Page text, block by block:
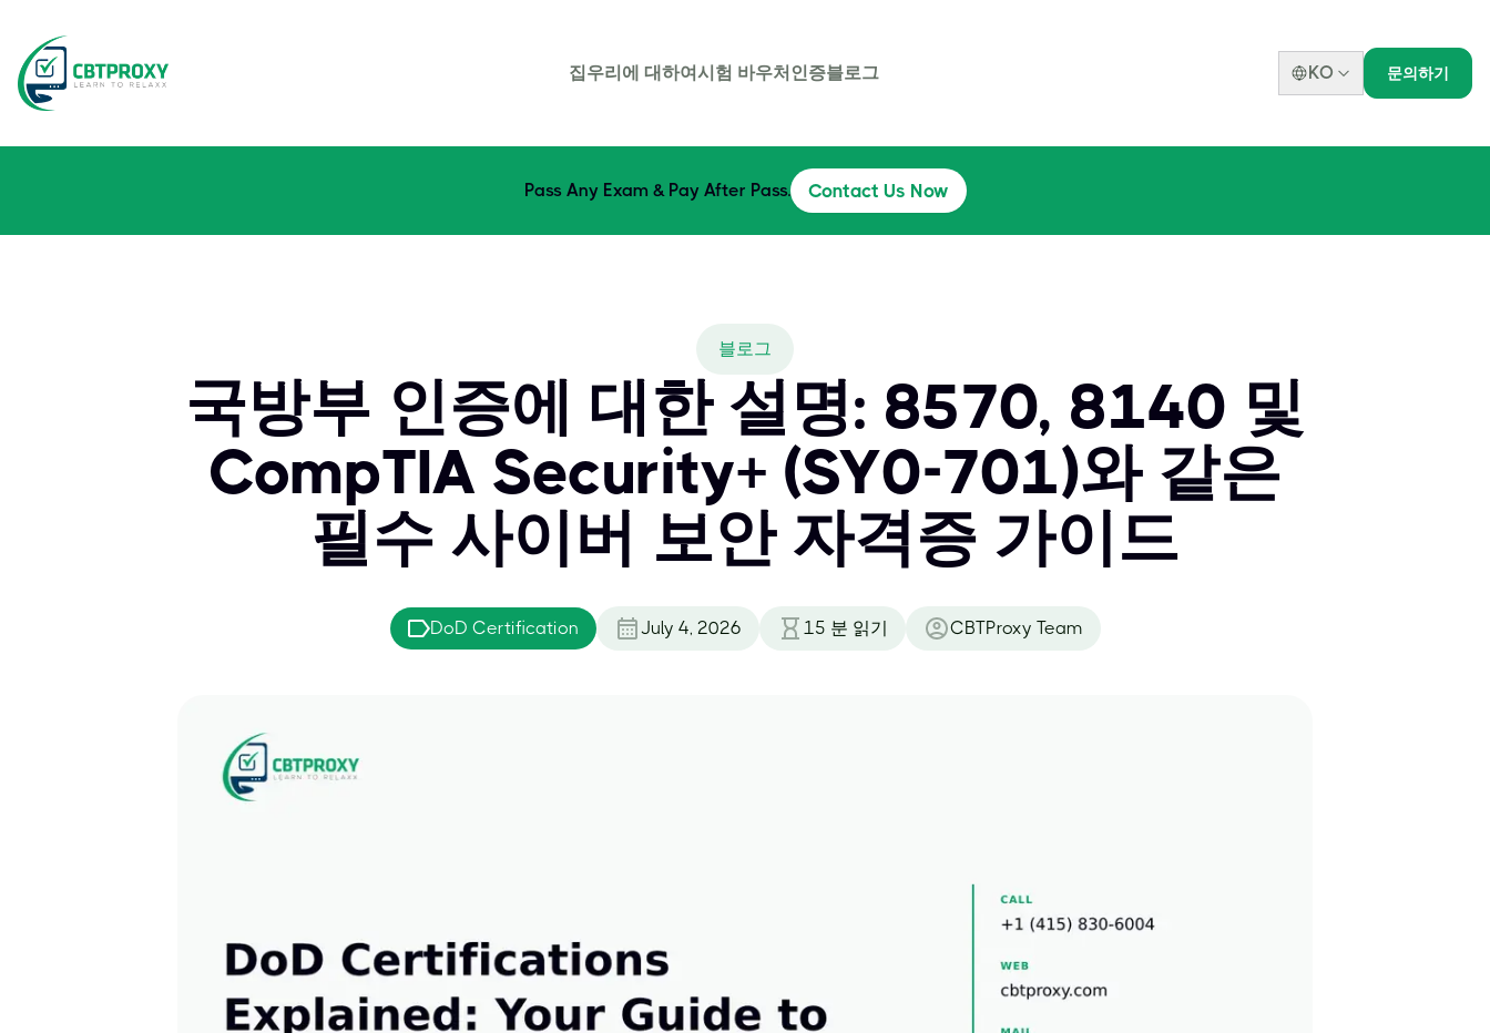
집우리에 대하여시험 바우처 인증블로그 KO 문의하기
Pass Any Exam & Pay After Pass. Contact Us Now
블로그
국방부 인증에 대한 설명: 8570, 8140 및
CompTIA Security+ (SY0-701)와 같은
필수 사이버 보안 자격증 가이드
DoD Certification July 4, 2026 15 분 읽기 CBTProxy Team